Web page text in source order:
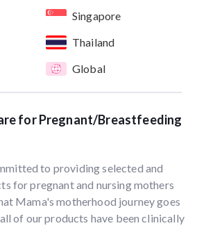
Singapore
Thailand
Global
for Pregnant/Breastfeeding
to providing selected and
for pregnant and nursing mothers
Mama's motherhood journey goes
of our products have been clinically